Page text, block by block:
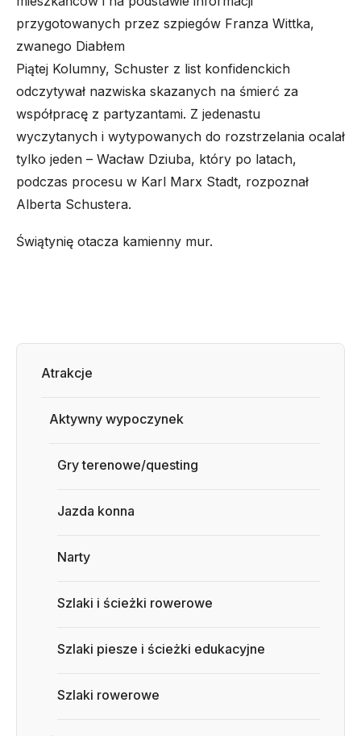
przygotowanych przez szpiegów Franza Wittka,
zwanego Diabłem
Piątej Kolumny, Schuster z list konfidenckich
odczytywał nazwiska skazanych na śmierć za
współpracę z partyzantami. Z jedenastu
wyczytanych i wytypowanych do rozstrzelania ocalał
tylko jeden – Wacław Dziuba, który po latach,
podczas procesu w Karl Marx Stadt, rozpoznał
Alberta Schustera.
Świątynię otacza kamienny mur.
Atrakcje
Aktywny wypoczynek
Gry terenowe/questing
Jazda konna
Narty
Szlaki i ścieżki rowerowe
Szlaki piesze i ścieżki edukacyjne
Szlaki rowerowe